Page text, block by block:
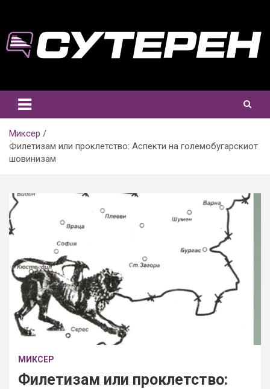
content
Миксер
Филетизам или проклетство: Аспекти на големобугарскиот
шовинизам
МИКСЕР
Филетизам или проклетство: